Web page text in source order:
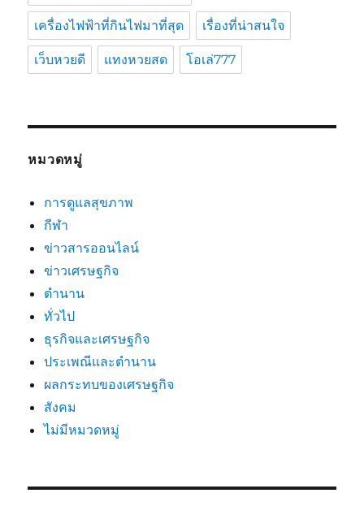
เครื่องไฟฟ้าที่กินไฟมาที่สุด เรื่องที่น่าสนใจ
เว็บหวยดี แทงหวยสด โอเล่777
หมวดหมู่
การดูแลสุขภาพ
กีฬา
ข่าวสารออนไลน์
ข่าวเศรษฐกิจ
ตำนาน
ทั่วไป
ธุรกิจและเศรษฐกิจ
ประเพณีและตำนาน
ผลกระทบของเศรษฐกิจ
สังคม
ไม่มีหมวดหมู่